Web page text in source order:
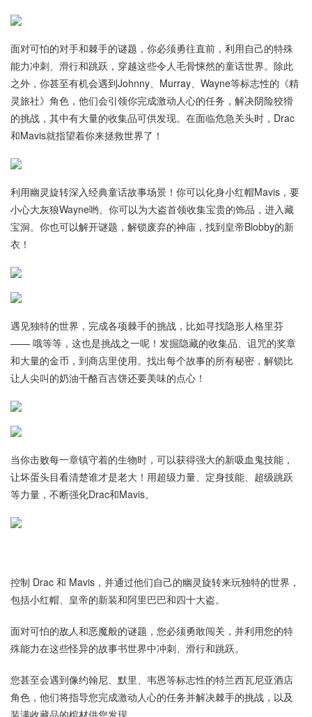
面对可怕的对手和棘手的谜题，你必须勇往直前，利用自己的特殊
能力冲刺、滑行和跳跃，穿越这些令人毛骨悚然的童话世界。除此
之外，你甚至有机会遇到Johnny、Murray、Wayne等标志性的《精
灵旅社》角色，他们会引领你完成激动人心的任务，解决阴险狡猾
的挑战，其中有大量的收集品可供发现。在面临危急关头时，Drac
和Mavis就指望着你来拯救世界了！
利用幽灵旋转深入经典童话故事场景！你可以化身小红帽Mavis，要
小心大灰狼Wayne哟。你可以为大盗首领收集宝贵的饰品，进入藏
宝洞。你也可以解开谜题，解锁废弃的神庙，找到皇帝Blobby的新
衣！
遇见独特的世界，完成各项棘手的挑战，比如寻找隐形人格里芬
—— 哦等等，这也是挑战之一呢！发掘隐藏的收集品、诅咒的奖章
和大量的金币，到商店里使用。找出每个故事的所有秘密，解锁比
让人尖叫的奶油干酪百吉饼还要美味的点心！
当你击败每一章镇守着的生物时，可以获得强大的新吸血鬼技能，
让坏蛋头目看清楚谁才是老大！用超级力量、定身技能、超级跳跃
等力量，不断强化Drac和Mavis。
控制 Drac 和 Mavis，并通过他们自己的幽灵旋转来玩独特的世界，
包括小红帽、皇帝的新装和阿里巴巴和四十大盗。
面对可怕的敌人和恶魔般的谜题，您必须勇敢闯关，并利用您的特
殊能力在这些怪异的故事书世界中冲刺、滑行和跳跃。
您甚至会遇到像约翰尼、默里、韦恩等标志性的特兰西瓦尼亚酒店
角色，他们将指导您完成激动人心的任务并解决棘手的挑战，以及